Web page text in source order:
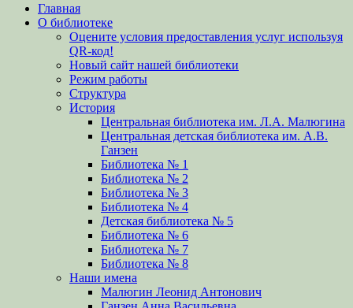
вверх
Главная
О библиотеке
Оцените условия предоставления услуг используя
QR-код!
Новый сайт нашей библиотеки
Режим работы
Структура
История
Центральная библиотека им. Л.А. Малюгина
Центральная детская библиотека им. А.В.
Ганзен
Библиотека № 1
Библиотека № 2
Библиотека № 3
Библиотека № 4
Детская библиотека № 5
Библиотека № 6
Библиотека № 7
Библиотека № 8
Наши имена
Малюгин Леонид Антонович